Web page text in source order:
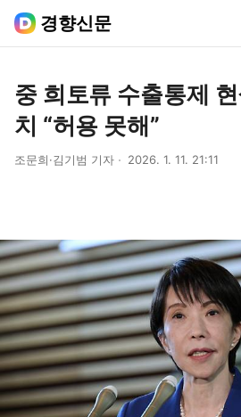
경향신문
중 희토류 수출통제
치 “허용 못해”
조문희·김기범 기자 2026. 1. 11. 21:11